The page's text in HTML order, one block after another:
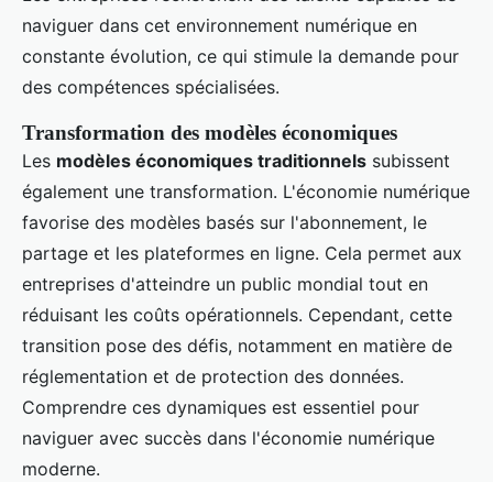
naviguer dans cet environnement numérique en
constante évolution, ce qui stimule la demande pour
des compétences spécialisées.
Transformation des modèles économiques
Les modèles économiques traditionnels subissent
également une transformation. L'économie numérique
favorise des modèles basés sur l'abonnement, le
partage et les plateformes en ligne. Cela permet aux
entreprises d'atteindre un public mondial tout en
réduisant les coûts opérationnels. Cependant, cette
transition pose des défis, notamment en matière de
réglementation et de protection des données.
Comprendre ces dynamiques est essentiel pour
naviguer avec succès dans l'économie numérique
moderne.